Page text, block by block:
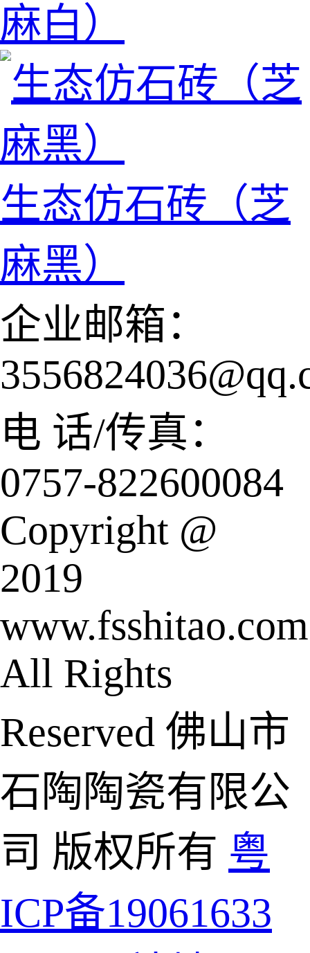
麻白）
生态仿石砖（芝
麻黑）
企业邮箱：
电 话/传真：
0757-822600084
Copyright @
2019
www.fsshitao.com
All Rights
Reserved 佛山市
石陶陶瓷有限公
司 版权所有 粤
ICP备19061633